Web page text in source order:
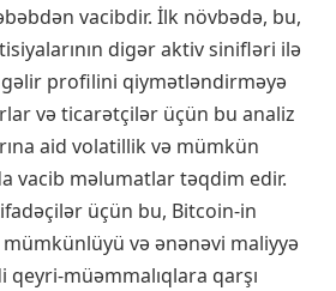
vacibdir. İlk növbədə, bu,
digər aktiv sinifləri ilə
profilini qiymətləndirməyə
və ticarətçilər üçün bu analiz
aid volatillik və mümkün
vacib məlumatlar təqdim edir.
üçün bu, Bitcoin-in
və ənənəvi maliyyə
müəmmalıqlara qarşı